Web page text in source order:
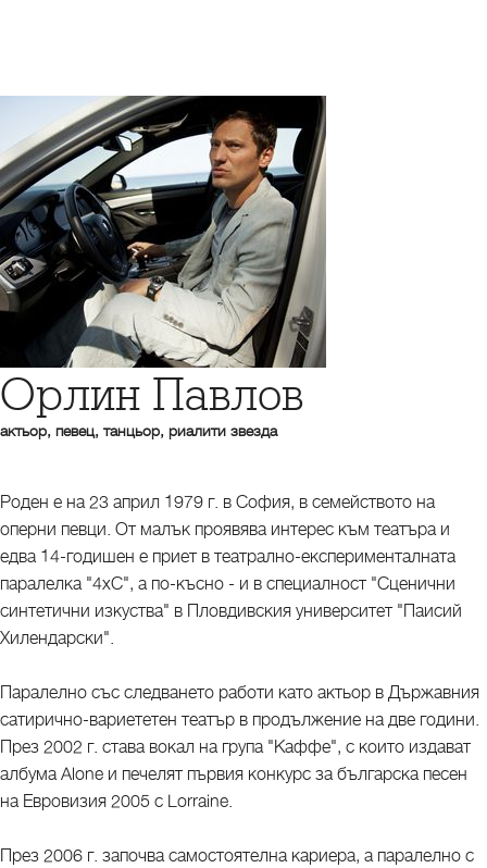
Орлин Павлов
актьор, певец, танцьор, риалити звезда
Роден е на 23 април 1979 г. в София, в семейството на
оперни певци. От малък проявява интерес към театъра и
едва 14-годишен е приет в театрално-експерименталната
паралелка "4хС", а по-късно - и в специалност "Сценични
синтетични изкуства" в Пловдивския университет "Паисий
Хилендарски".
Паралелно със следването работи като актьор в Държавния
сатирично-вариететен театър в продължение на две години.
През 2002 г. става вокал на група "Каффе", с които издават
албума Alone и печелят първия конкурс за българска песен
на Евровизия 2005 с Lorraine.
През 2006 г. започва самостоятелна кариера, а паралелно с